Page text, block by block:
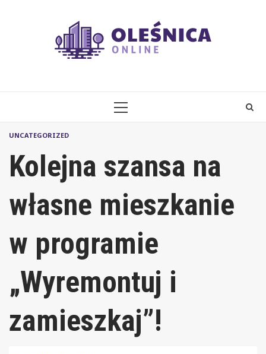
PRIMARY
UNCATEGORIZED
Kolejna szansa na
własne mieszkanie
w programie
„Wyremontuj i
zamieszkaj”!